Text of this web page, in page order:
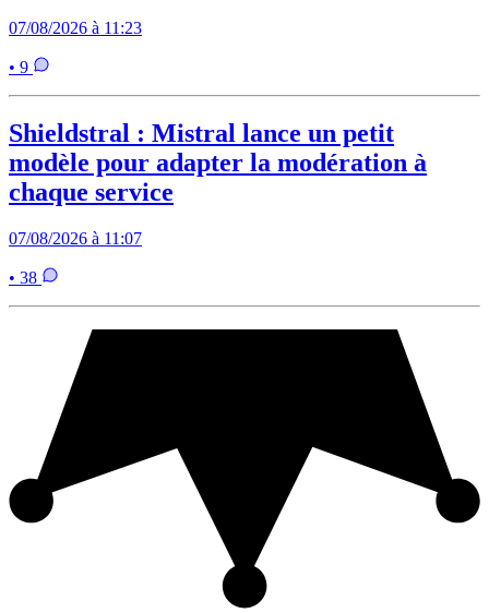
07/08/2026 à 11:23
• 9
Shieldstral : Mistral lance un petit
modèle pour adapter la modération à
chaque service
07/08/2026 à 11:07
• 38